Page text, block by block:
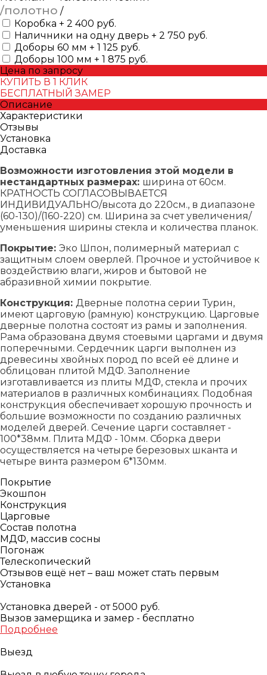
/полотно /
Коробка + 2 400 руб.
Наличники на одну дверь + 2 750 руб.
Доборы 60 мм + 1 125 руб.
Доборы 100 мм + 1 875 руб.
Цена по запросу
КУПИТЬ В 1 КЛИК
БЕСПЛАТНЫЙ ЗАМЕР
Описание
Характеристики
Отзывы
Установка
Доставка
Возможности изготовления этой модели в
нестандартных размерах: ширина от 60см.
КРАТНОСТЬ СОГЛАСОВЫВАЕТСЯ
ИНДИВИДУАЛЬНО/высота до 220см., в диапазоне
(60-130)/(160-220) см. Ширина за счет увеличения/
уменьшения ширины стекла и количества планок.
Покрытие: Эко Шпон, полимерный материал с
защитным слоем оверлей. Прочное и устойчивое к
воздействию влаги, жиров и бытовой не
абразивной химии покрытие.
Конструкция: Дверные полотна серии Турин,
имеют царговую (рамную) конструкцию. Царговые
дверные полотна состоят из рамы и заполнения.
Рама образована двумя стоевыми царгами и двумя
поперечными. Сердечник царги выполнен из
древесины хвойных пород по всей её длине и
облицован плитой МДФ. Заполнение
изготавливается из плиты МДФ, стекла и прочих
материалов в различных комбинациях. Подобная
конструкция обеспечивает хорошую прочность и
большие возможности по созданию различных
моделей дверей. Сечение царги составляет -
100*38мм. Плита МДФ - 10мм. Сборка двери
осуществляется на четыре березовых шканта и
четыре винта размером 6*130мм.
Покрытие
Экошпон
Конструкция
Царговые
Состав полотна
МДФ, массив сосны
Погонаж
Телескопический
Отзывов ещё нет – ваш может стать первым
Установка
Установка дверей - от 5000 руб.
Вызов замерщика и замер - бесплатно
Подробнее
Выезд